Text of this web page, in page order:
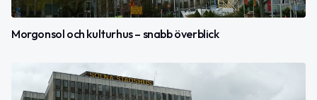
Morgonsol och kulturhus – snabb överblick